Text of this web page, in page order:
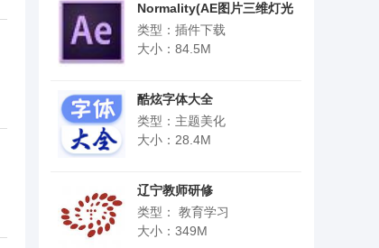
Normality(AE图片三维灯光
插件)
类型：插件下载
大小：84.5M
酷炫字体大全
类型：主题美化
大小：28.4M
辽宁教师研修
类型： 教育学习
大小：349M